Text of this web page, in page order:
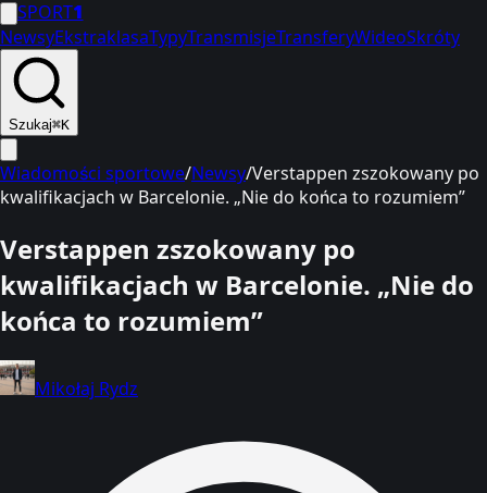
SPORT1
NewsyEkstraklasaTypyTransmisjeTransferyWideoSkróty
Szukaj⌘K
Wiadomości sportowe/Newsy/Verstappen zszokowany po
kwalifikacjach w Barcelonie. „Nie do końca to rozumiem”
Verstappen zszokowany po
kwalifikacjach w Barcelonie. „Nie do
końca to rozumiem”
Mikołaj Rydz